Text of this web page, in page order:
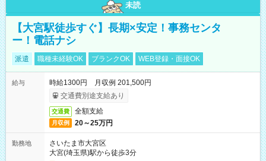
未読
【大宮駅徒歩すぐ】長期×安定！事務センタ
ー！電話ナシ
派遣 職種未経験OK ブランクOK WEB登録・面接OK
給与
時給1300円 月収例 201,500円
交通費別途支給あり
交通費 全額支給
月収例 20～25万円
勤務地
さいたま市大宮区
大宮(埼玉県)駅から徒歩3分